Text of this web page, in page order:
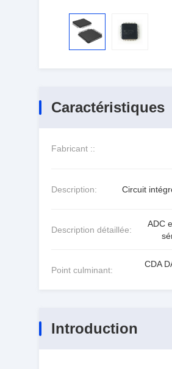
Caractéristiques
Fabricant ::
Description: Circuit
Description détaillée:
ADC
Point culminant:
CDA
Introduction